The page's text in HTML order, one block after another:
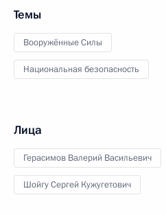
Темы
Вооружённые Силы
Национальная безопасность
Лица
Герасимов Валерий Васильевич
Шойгу Сергей Кужугетович